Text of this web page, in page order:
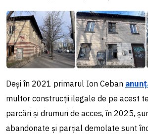
Deși în 2021 primarul Ion Ceban
multor construcții ilegale de pe acest
parcări și drumuri de acces, în 2025,
abandonate și parțial demolate sunt